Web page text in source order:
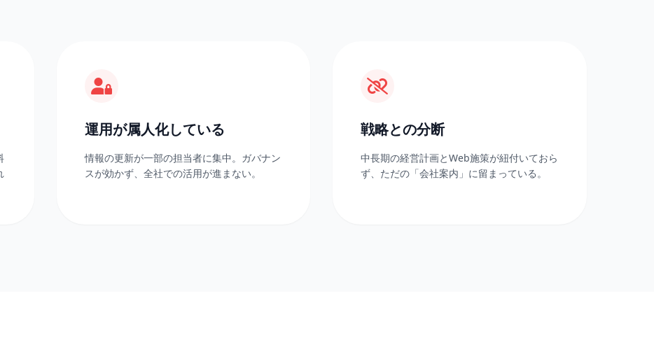
運用が属人化している
情報の更新が一部の担当者に集中。ガバナン
スが効かず、全社での活用が進まない。
戦略との分断
中長期の経営計画とWeb施策が紐付いておら
ず、ただの「会社案内」に留まっている。